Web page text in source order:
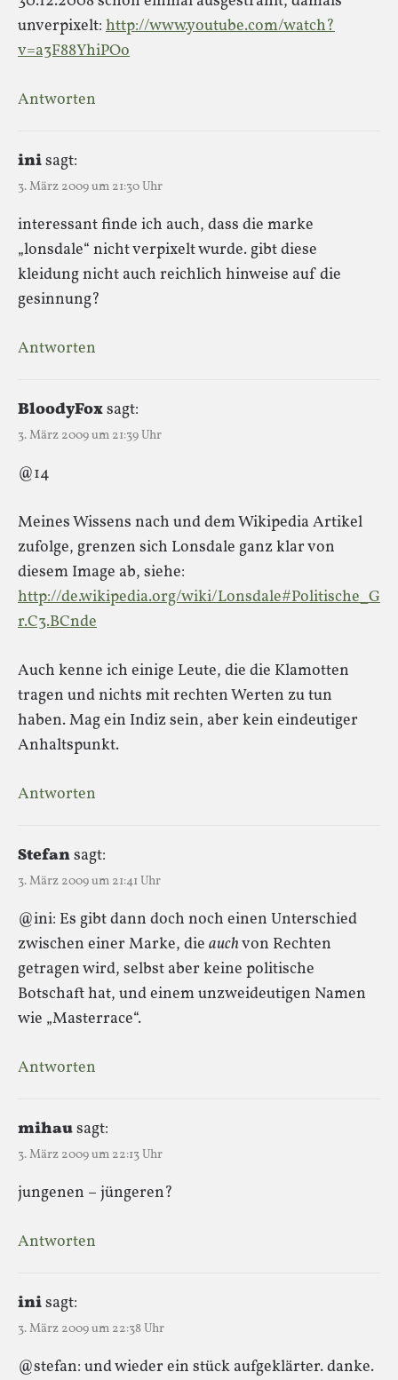
unverpixelt: http://www.youtube.com/watch?
v=a3F88YhiPOo
Antworten
inisagt:
3. März 2009 um 21:30 Uhr
interessant finde ich auch, dass die marke
„lonsdale“ nicht verpixelt wurde. gibt diese
kleidung nicht auch reichlich hinweise auf die
gesinnung?
Antworten
BloodyFoxsagt:
3. März 2009 um 21:39 Uhr
@14
Meines Wissens nach und dem Wikipedia Artikel
zufolge, grenzen sich Lonsdale ganz klar von
diesem Image ab, siehe:
http://de.wikipedia.org/wiki/Lonsdale#Politische_G
r.C3.BCnde
Auch kenne ich einige Leute, die die Klamotten
tragen und nichts mit rechten Werten zu tun
haben. Mag ein Indiz sein, aber kein eindeutiger
Anhaltspunkt.
Antworten
Stefansagt:
3. März 2009 um 21:41 Uhr
@ini: Es gibt dann doch noch einen Unterschied
zwischen einer Marke, die auchvon Rechten
getragen wird, selbst aber keine politische
Botschaft hat, und einem unzweideutigen Namen
wie „Masterrace“.
Antworten
mihausagt:
3. März 2009 um 22:13 Uhr
jungenen – jüngeren?
Antworten
inisagt:
3. März 2009 um 22:38 Uhr
@stefan: und wieder ein stück aufgeklärter. danke.